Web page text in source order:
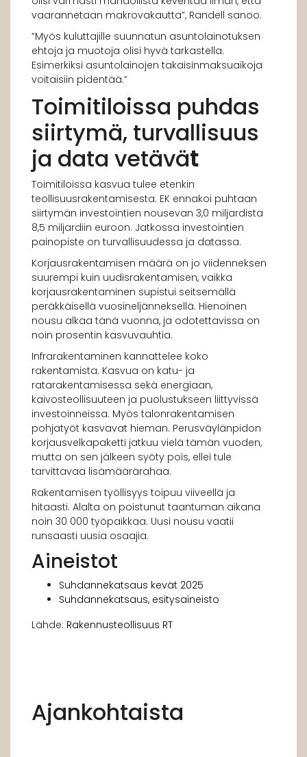
vaarannetaan makrovakautta”, Randell sanoo.
”Myös kuluttajille suunnatun asuntolainotuksen
ehtoja ja muotoja olisi hyvä tarkastella.
Esimerkiksi asuntolainojen takaisinmaksuaikoja
voitaisiin pidentää.”
Toimitiloissa puhdas
siirtymä, turvallisuus
ja data vetävät
Toimitiloissa kasvua tulee etenkin
teollisuusrakentamisesta. EK ennakoi puhtaan
siirtymän investointien nousevan 3,0 miljardista
8,5 miljardiin euroon. Jatkossa investointien
painopiste on turvallisuudessa ja datassa.
Korjausrakentamisen määrä on jo viidenneksen
suurempi kuin uudisrakentamisen, vaikka
korjausrakentaminen supistui seitsemällä
peräkkäisellä vuosineljänneksellä. Hienoinen
nousu alkaa tänä vuonna, ja odotettavissa on
noin prosentin kasvuvauhtia.
Infrarakentaminen kannattelee koko
rakentamista. Kasvua on katu- ja
ratarakentamisessa sekä energiaan,
kaivosteollisuuteen ja puolustukseen liittyvissä
investoinneissa. Myös talonrakentamisen
pohjatyöt kasvavat hieman. Perusväylänpidon
korjausvelkapaketti jatkuu vielä tämän vuoden,
mutta on sen jälkeen syöty pois, ellei tule
tarvittavaa lisämäärärahaa.
Rakentamisen työllisyys toipuu viiveellä ja
hitaasti. Alalta on poistunut taantuman aikana
noin 30 000 työpaikkaa. Uusi nousu vaatii
runsaasti uusia osaajia.
Aineistot
Suhdannekatsaus kevät 2025
Suhdannekatsaus, esitysaineisto
Lähde: Rakennusteollisuus RT
Ajankohtaista